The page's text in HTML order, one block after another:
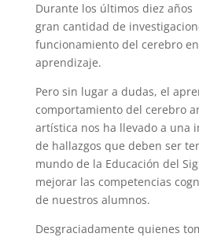
Durante los últimos diez
gran cantidad de
funcionamiento del cerebro
aprendizaje.
Pero sin lugar a dudas, el
comportamiento del cerebro
artística nos ha llevado a una
de hallazgos que deben ser
mundo de la Educación del
mejorar las competencias
de nuestros alumnos.
Desgraciadamente quienes